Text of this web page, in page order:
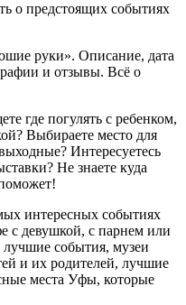
о предстоящих событиях
руки». Описание, дата
и отзывы. Всё о
где погулять с ребенком,
Выбираете место для
Интересуетесь
Не знаете куда
интересных событиях
с девушкой, с парнем или
события, музеи
и их родителей, лучшие
места Уфы, которые